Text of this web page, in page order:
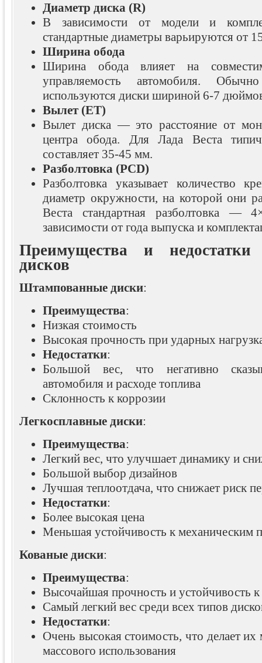
Диаметр диска (R)
В зависимости от модели и
стандартные диаметры варьируются от
Ширина обода
Ширина обода влияет на
управляемость автомобиля.
используются диски шириной 6-7
Вылет (ET)
Вылет диска — это расстояние от
центра обода. Для Лада Веста
составляет 35-45 мм.
Разболтовка (PCD)
Разболтовка указывает количество
диаметр окружности, на которой они
Веста стандартная разболтовка —
зависимости от года выпуска и
Преимущества и
дисков
Штампованные диски:
Преимущества:
Низкая стоимость
Высокая прочность при ударных
Недостатки:
Большой вес, что негативно
автомобиля и расходе топлива
Склонность к коррозии
Легкосплавные диски:
Преимущества:
Легкий вес, что улучшает динамику и
Большой выбор дизайнов
Лучшая теплоотдача, что снижает риск
Недостатки:
Более высокая цена
Меньшая устойчивость к механическим
Кованые диски:
Преимущества:
Высочайшая прочность и устойчивость
Самый легкий вес среди всех типов
Недостатки:
Очень высокая стоимость, что делает
массового использования